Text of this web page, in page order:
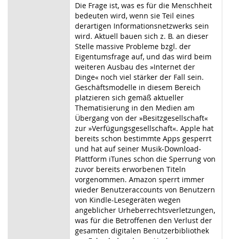
Die Frage ist, was es für die Menschheit
bedeuten wird, wenn sie Teil eines
derartigen Informationsnetzwerks sein
wird. Aktuell bauen sich z. B. an dieser
Stelle massive Probleme bzgl. der
Eigentumsfrage auf, und das wird beim
weiteren Ausbau des »Internet der
Dinge« noch viel stärker der Fall sein.
Geschäftsmodelle in diesem Bereich
platzieren sich gemäß aktueller
Thematisierung in den Medien am
Übergang von der »Besitzgesellschaft«
zur »Verfügungsgesellschaft«. Apple hat
bereits schon bestimmte Apps gesperrt
und hat auf seiner Musik-Download-
Plattform iTunes schon die Sperrung von
zuvor bereits erworbenen Titeln
vorgenommen. Amazon sperrt immer
wieder Benutzeraccounts von Benutzern
von Kindle-Lesegeräten wegen
angeblicher Urheberrechtsverletzungen,
was für die Betroffenen den Verlust der
gesamten digitalen Benutzerbibliothek